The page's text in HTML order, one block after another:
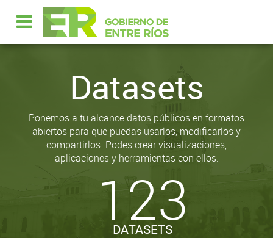
Datasets
Ponemos a tu alcance datos públicos en formatos
abiertos para que puedas usarlos, modificarlos y
compartirlos. Podes crear visualizaciones,
aplicaciones y herramientas con ellos.
123
DATASETS